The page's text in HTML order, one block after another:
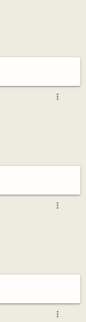
more_vert
more_vert
more_vert